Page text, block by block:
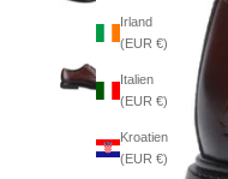
Irland
(EUR €)
Italien
(EUR €)
Kroatien
(EUR €)